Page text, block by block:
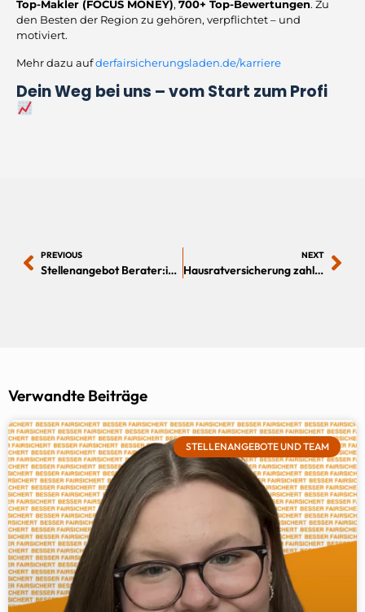
Top-Makler (FOCUS MONEY), 700+ Top-Bewertungen. Zu
den Besten der Region zu gehören, verpflichtet – und
motiviert.
Mehr dazu aufderfairsicherungsladen.de/karriere
Dein Weg bei uns – vom Start zum Profi
PREVIOUS
Stellenangebot Berater:in Versicherung & Finanzen ab 75 % (m/w/d)
NEXT
Hausratversicherung zahlt Sturmschaden
Verwandte Beiträge
STELLENANGEBOTE UND TEAM